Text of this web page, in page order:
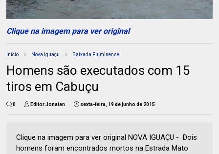
Clique na imagem para ver original
Início Nova Iguaçu Baixada Fluminense
Homens são executados com 15
tiros em Cabuçu
0 Editor Jonatan sexta-feira, 19 de junho de 2015
Clique na imagem para ver original NOVA IGUAÇU - Dois
homens foram encontrados mortos na Estrada Mato